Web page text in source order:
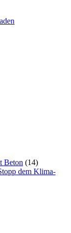
Beton (14)
dem Klima-